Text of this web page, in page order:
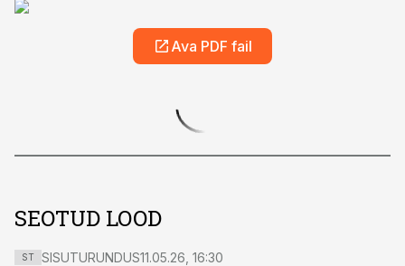
Ava PDF fail
SEOTUD LOOD
ST SISUTURUNDUS11.05.26, 16:30